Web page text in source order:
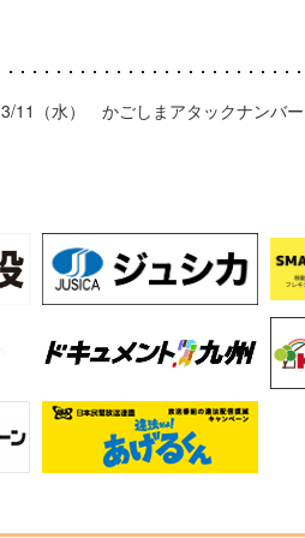
3/11（水） かごしまアタックナンバ